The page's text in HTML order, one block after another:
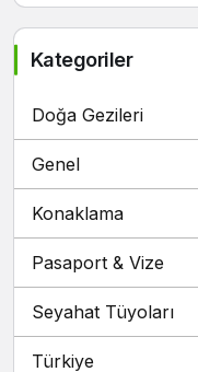
Kategoriler
Doğa Gezileri
Genel
Konaklama
Pasaport & Vize
Seyahat Tüyoları
Türkiye